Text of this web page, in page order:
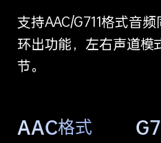
支持AAC/G711格式音
环出功能，左右声道模
节。
AAC格式